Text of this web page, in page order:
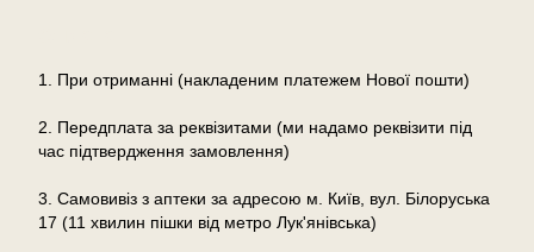
1. При отриманні (накладеним платежем Нової пошти)
2. Передплата за реквізитами (ми надамо реквізити під
час підтвердження замовлення)
3. Самовивіз з аптеки за адресою м. Київ, вул. Білоруська
17 (11 хвилин пішки від метро Лук'янівська)